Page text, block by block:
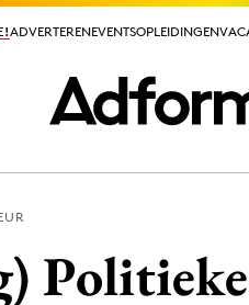
ADVERTERENEVENTSOPLEIDINGEN
ADVERTERENEVENTSOPLEIDINGEN